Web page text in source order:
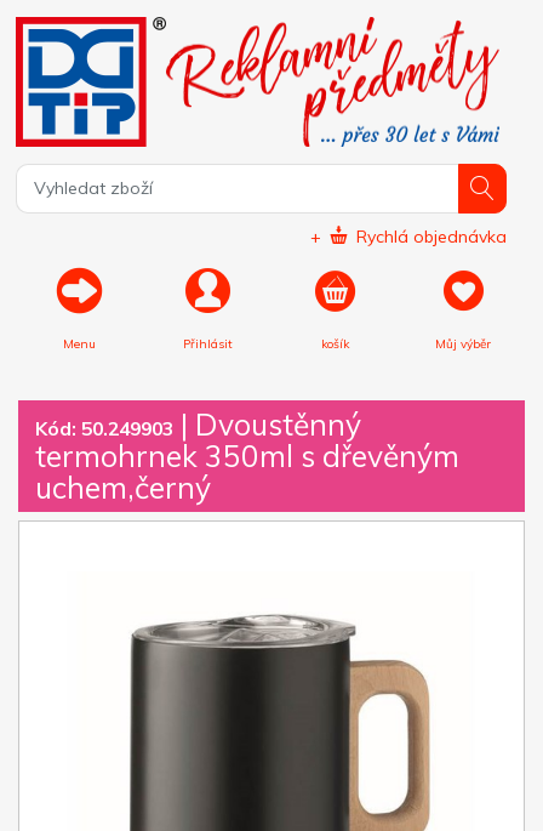
+ Rychlá objednávka
Menu Přihlásit košík Můj výběr
Kód: 50.249903 | Dvoustěnný
termohrnek 350ml s dřevěným
uchem,černý